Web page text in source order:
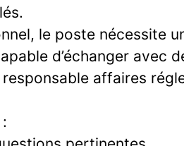
le poste nécessite
d’échanger avec
responsable affaires